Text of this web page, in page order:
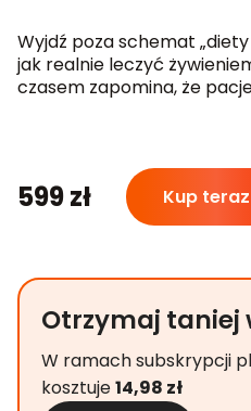
Wyjdź poza schemat
jak realnie leczyć
czasem zapomina, że
599zł
ilość
Realna
czyli
kleik,
sondy
i
Kup teraz
Otrzymaj
W ramach subskrypcji
kosztuje14,98 zł